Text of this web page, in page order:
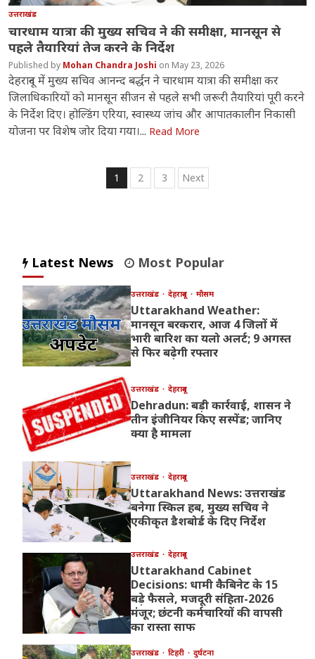
उत्तराखंड
चारधाम यात्रा की मुख्य सचिव ने की समीक्षा, मानसून से
पहले तैयारियां तेज करने के निर्देश
Mohan Chandra Joshi May 23, 2026
देहरादून में मुख्य सचिव आनन्द बर्द्धन ने चारधाम यात्रा की समीक्षा कर
जिलाधिकारियों को मानसून सीजन से पहले सभी जरूरी तैयारियां पूरी करने
के निर्देश दिए। होल्डिंग एरिया, स्वास्थ्य जांच और आपातकालीन निकासी
योजना पर विशेष जोर दिया गया।... Read More
Posts
1 2 3 Next
Latest News Most Popular
उत्तराखंड देहरादून मौसम
Uttarakhand Weather:
मानसून बरकरार, आज 4 जिलों में
भारी बारिश का यलो अलर्ट; 9 अगस्त
से फिर बढ़ेगी रफ्तार
उत्तराखंड देहरादून
Dehradun: बड़ी कार्रवाई, शासन ने
तीन इंजीनियर किए सस्पेंड; जानिए
क्या है मामला
उत्तराखंड देहरादून
Uttarakhand News: उत्तराखंड
बनेगा स्किल हब, मुख्य सचिव ने
एकीकृत डैशबोर्ड के दिए निर्देश
उत्तराखंड देहरादून
Uttarakhand Cabinet
Decisions: धामी कैबिनेट के 15
बड़े फैसले, मजदूरी संहिता-2026
मंजूर; छंटनी कर्मचारियों की वापसी
का रास्ता साफ
उत्तराखंड टिहरी दुर्घटना